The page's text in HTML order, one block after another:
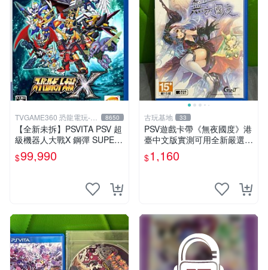
TVGAME360 恐龍電玩-台
中店
8650
【全新未拆】PSVITA PSV 超
級機器人大戰X 鋼彈 SUPER
ROBOT WARS X 中文版【台
中恐龍電玩】
$99,990
古玩基地 33
PSV遊戲卡帶《無夜國度》港
臺中文版實測可用全新嚴選成
色如圖可放心購買 無夜國度
PSV 港臺中文 游戲卡帶
$1,160